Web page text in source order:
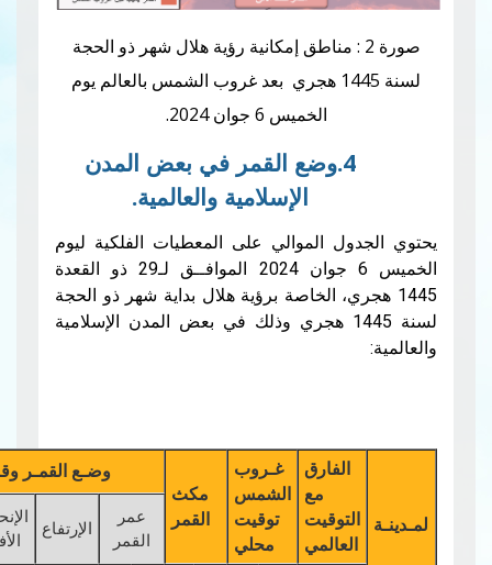
2 : مناطق إمكانية رؤية هلال شهر ذو الحجة
لسنة 1445 هجري بعد غروب الشمس بالعالم يوم
4.وضع القمر في بعض المدن
الإسلامية والعالمية.
الموالي على المعطيات الفلكية ليوم
الخميس 6 جوان 2024 الموافــق لـ29 ذو القعدة
الخاصة برؤية هلال بداية شهر ذو الحجة
1445 هجري وذلك في بعض المدن الإسلامية
توقيت
مكث
القمر
وضـع القمـر وقت غـروب الشمـس
عمر
القمر
الإرتفاع
الإنحراف
الأفقي
قـوس سمك